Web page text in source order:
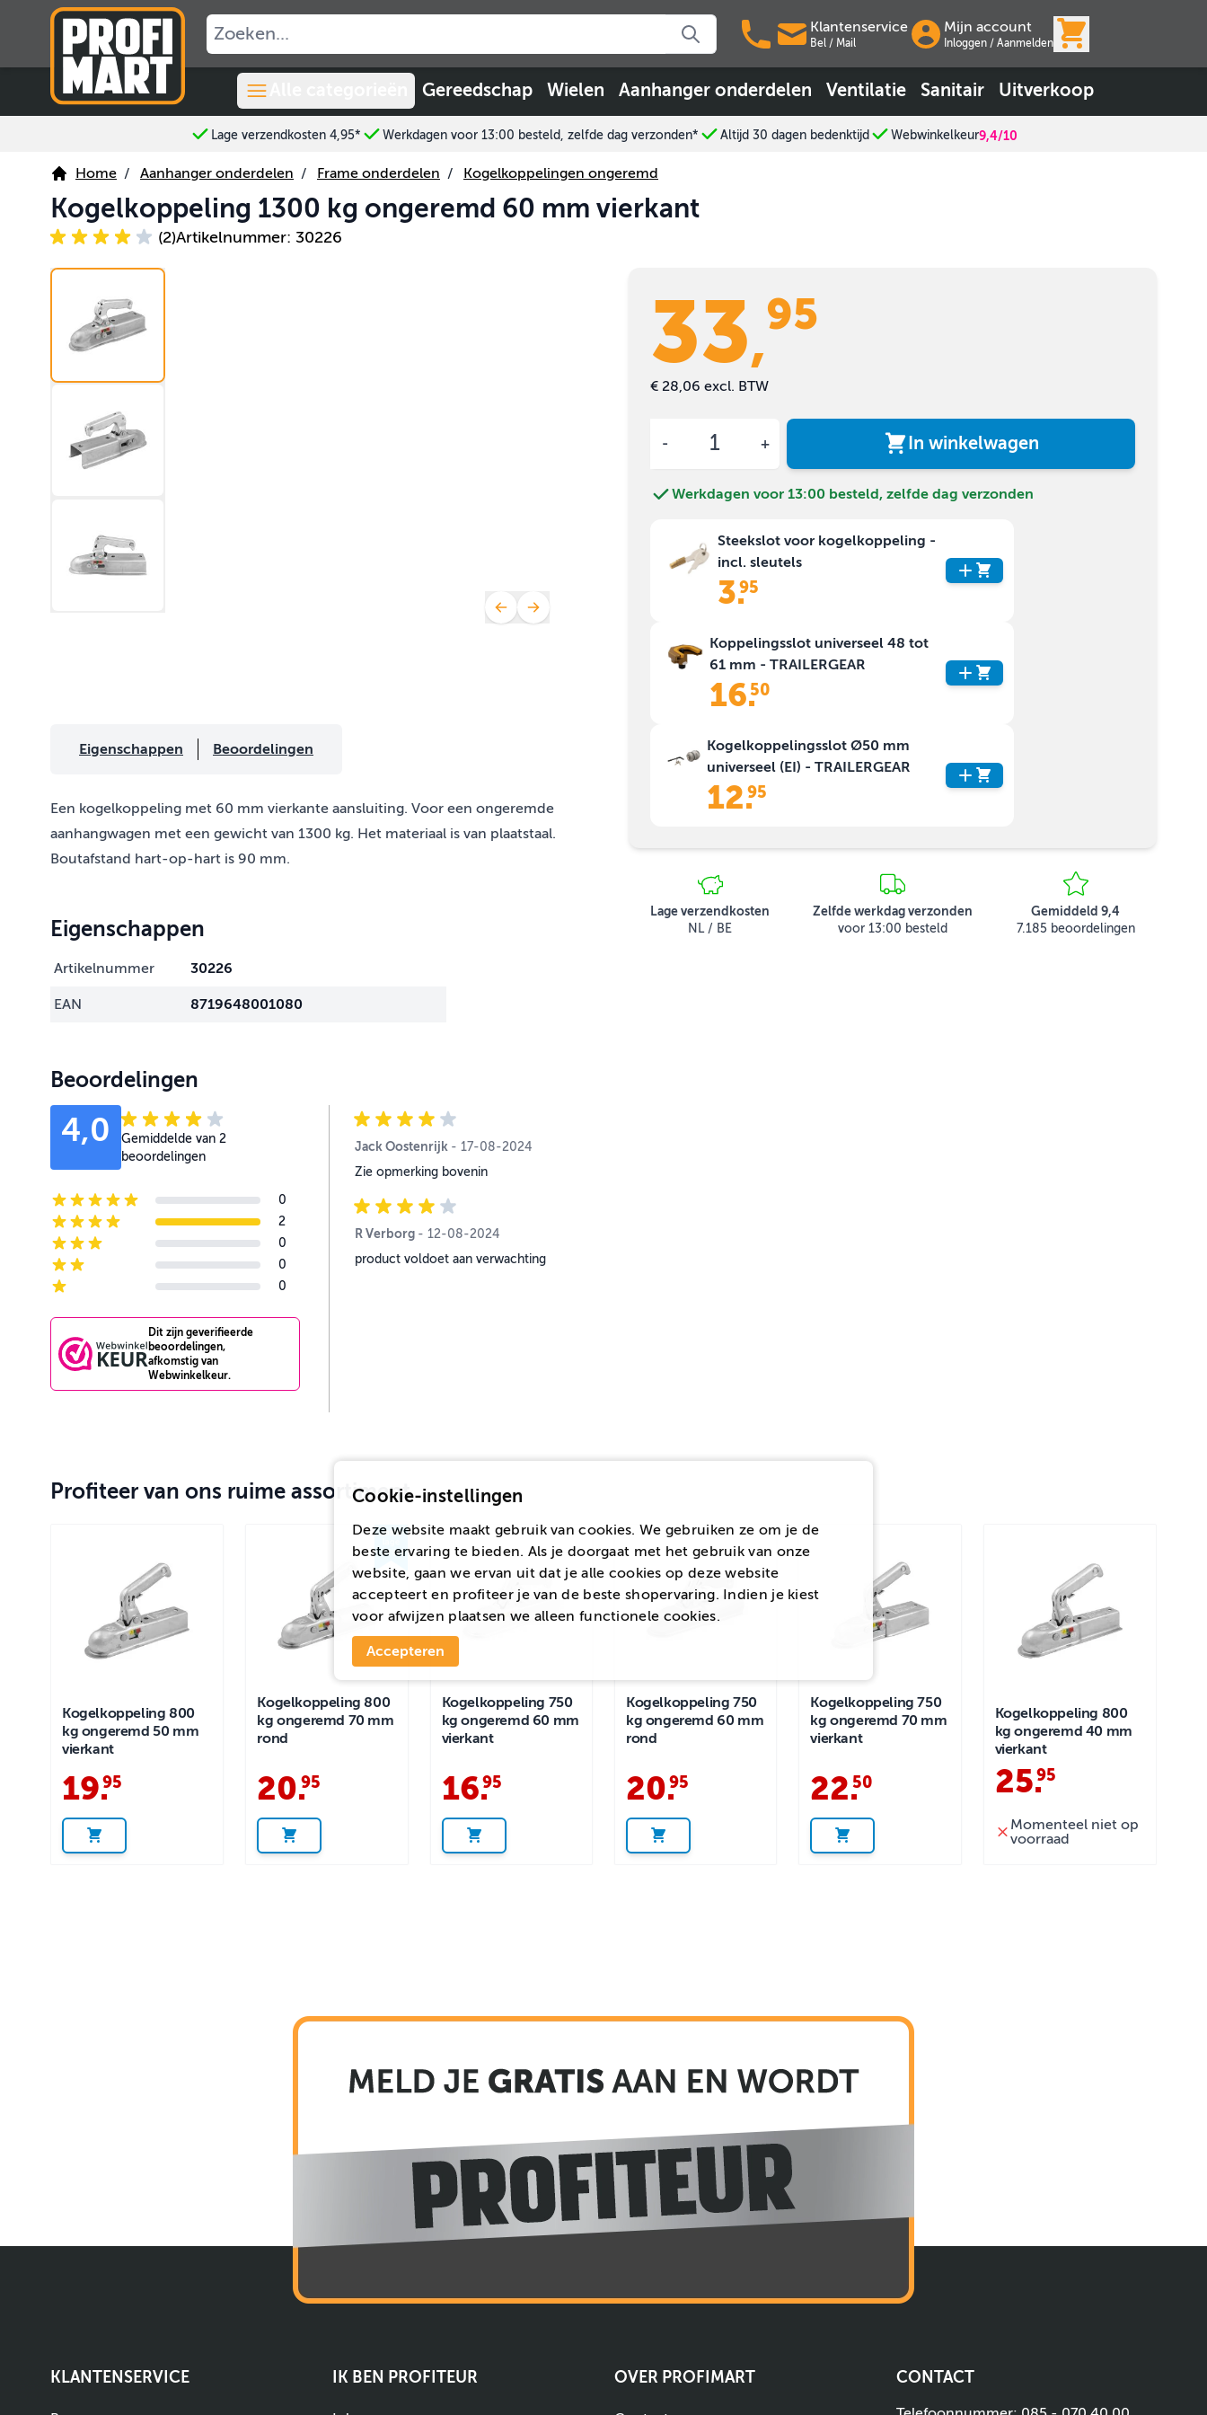
Ga naar de inhoud
Klantenservice
Bel / Mail
Mijn account
Inloggen / Aanmelden
Gereedschap Wielen Aanhanger onderdelen Ventilatie Sanitair Uitverkoop
Lage verzendkosten 4,95* Werkdagen voor 13:00 besteld, zelfde dag verzonden* Altijd 30 dagen bedenktijd Webwinkelkeur9,4/10
Home / Aanhanger onderdelen / Frame onderdelen / Kogelkoppelingen ongeremd
Kogelkoppeling 1300 kg ongeremd 60 mm vierkant
(2)Artikelnummer: 30226
33,
95
€ 28,06 excl. BTW
In winkelwagen
Werkdagen voor 13:00 besteld, zelfde dag verzonden
Steekslot voor kogelkoppeling -
incl. sleutels
3.
95
Koppelingsslot universeel 48 tot
61 mm - TRAILERGEAR
16.
50
Kogelkoppelingsslot Ø50 mm
universeel (EI) - TRAILERGEAR
12.
95
Lage verzendkosten
NL / BE
Zelfde werkdag verzonden
voor 13:00 besteld
Gemiddeld 9,4
7.185 beoordelingen
Eigenschappen Beoordelingen
Een kogelkoppeling met 60 mm vierkante aansluiting. Voor een ongeremde
aanhangwagen met een gewicht van 1300 kg. Het materiaal is van plaatstaal.
Boutafstand hart-op-hart is 90 mm.
Eigenschappen
Artikelnummer 30226
EAN 8719648001080
Beoordelingen
4,0
Gemiddelde van 2
beoordelingen
5-star reviews
0
4-star reviews
2
3-star reviews
0
2-star reviews
0
1-star reviews
0
Dit zijn geverifieerde
beoordelingen,
afkomstig van
Webwinkelkeur.
Jack Oostenrijk - 17 augustus 2024
17-08-2024
Zie opmerking bovenin
R Verborg - 12 augustus 2024
12-08-2024
product voldoet aan verwachting
Profiteer van ons ruime assortiment
Kogelkoppeling 800
kg ongeremd 50 mm
vierkant
19.
95
Kogelkoppeling 800
kg ongeremd 70 mm
rond
20.
95
Kogelkoppeling 750
kg ongeremd 60 mm
vierkant
16.
95
Kogelkoppeling 750
kg ongeremd 60 mm
rond
20.
95
Kogelkoppeling 750
kg ongeremd 70 mm
vierkant
22.
50
Kogelkoppeling 800
kg ongeremd 40 mm
vierkant
25.
95
Momenteel niet op
voorraad
KLANTENSERVICE IK BEN PROFITEUR OVER PROFIMART CONTACT
Cookie-instellingen
Deze website maakt gebruik van cookies. We gebruiken ze om je de
beste ervaring te bieden. Als je doorgaat met het gebruik van onze
website, gaan we ervan uit dat je alle cookies op deze website
accepteert en profiteer je van de beste shopervaring. Indien je kiest
voor afwijzen plaatsen we alleen functionele cookies.
Accepteren